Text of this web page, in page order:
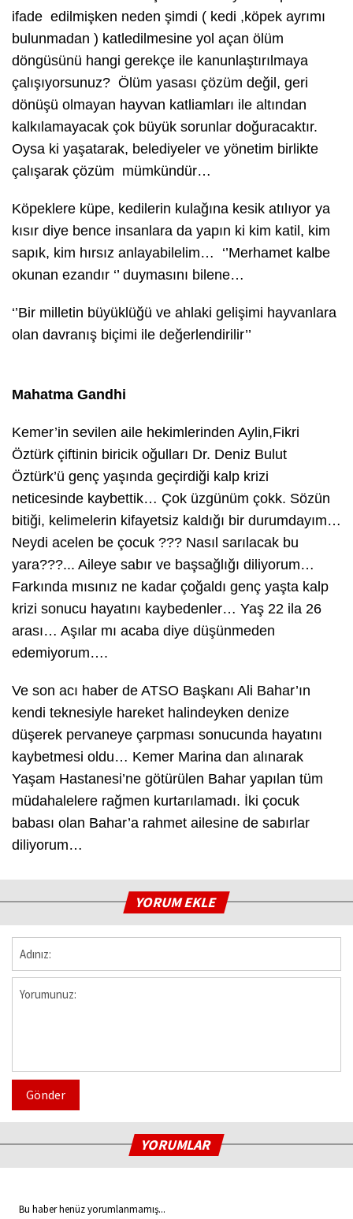
ifade edilmişken neden şimdi ( kedi ,köpek ayrımı
bulunmadan ) katledilmesine yol açan ölüm
döngüsünü hangi gerekçe ile kanunlaştırılmaya
çalışıyorsunuz? Ölüm yasası çözüm değil, geri
dönüşü olmayan hayvan katliamları ile altından
kalkılamayacak çok büyük sorunlar doğuracaktır.
Oysa ki yaşatarak, belediyeler ve yönetim birlikte
çalışarak çözüm mümkündür…
Köpeklere küpe, kedilerin kulağına kesik atılıyor ya
kısır diye bence insanlara da yapın ki kim katil, kim
sapık, kim hırsız anlayabilelim… ‘’Merhamet kalbe
okunan ezandır ‘’ duymasını bilene…
‘’Bir milletin büyüklüğü ve ahlaki gelişimi hayvanlara
olan davranış biçimi ile değerlendirilir’’
Mahatma Gandhi
Kemer’in sevilen aile hekimlerinden Aylin,Fikri
Öztürk çiftinin biricik oğulları Dr. Deniz Bulut
Öztürk’ü genç yaşında geçirdiği kalp krizi
neticesinde kaybettik… Çok üzgünüm çokk. Sözün
bitiği, kelimelerin kifayetsiz kaldığı bir durumdayım…
Neydi acelen be çocuk ??? Nasıl sarılacak bu
yara???... Aileye sabır ve başsağlığı diliyorum…
Farkında mısınız ne kadar çoğaldı genç yaşta kalp
krizi sonucu hayatını kaybedenler… Yaş 22 ila 26
arası… Aşılar mı acaba diye düşünmeden
edemiyorum….
Ve son acı haber de ATSO Başkanı Ali Bahar’ın
kendi teknesiyle hareket halindeyken denize
düşerek pervaneye çarpması sonucunda hayatını
kaybetmesi oldu… Kemer Marina dan alınarak
Yaşam Hastanesi’ne götürülen Bahar yapılan tüm
müdahalelere rağmen kurtarılamadı. İki çocuk
babası olan Bahar’a rahmet ailesine de sabırlar
diliyorum…
YORUM EKLE
Gönder
YORUMLAR
Bu haber henüz yorumlanmamış...